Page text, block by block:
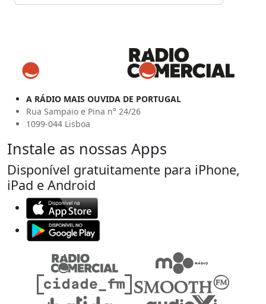
A RÁDIO MAIS OUVIDA DE PORTUGAL
Rua Sampaio e Pina n° 24/26
1099-044 Lisboa
Instale as nossas Apps
Disponível gratuitamente para iPhone,
iPad e Android